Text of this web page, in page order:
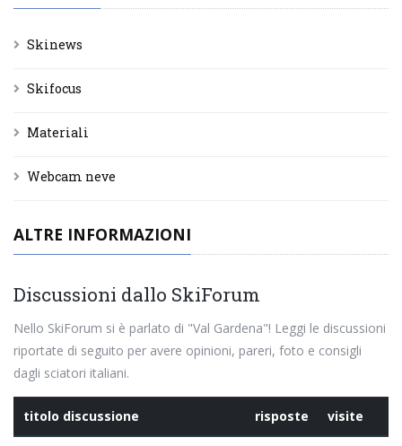
Skinews
Skifocus
Materiali
Webcam neve
ALTRE INFORMAZIONI
Discussioni dallo SkiForum
Nello SkiForum si è parlato di "Val Gardena"! Leggi le discussioni
riportate di seguito per avere opinioni, pareri, foto e consigli
dagli sciatori italiani.
titolo discussione risposte visite